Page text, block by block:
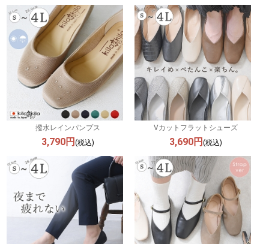
撥水レインパンプス
3,790円(税込)
Vカットフラットシューズ
3,690円 (税込)